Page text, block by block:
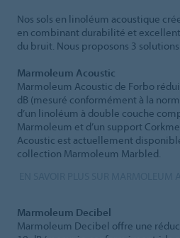
Nos sols en linoléum acoustique
en combinant durabilité et
du bruit. Nous proposons 3 solutions
Marmoleum Acoustic
Marmoleum Acoustic de Forbo
dB (mesuré conformément à la
d’un linoléum à double couche
Marmoleum et d’un support
Acoustic est actuellement
collection Marmoleum Marbled.
Marmoleum Decibel
Marmoleum Decibel offre une